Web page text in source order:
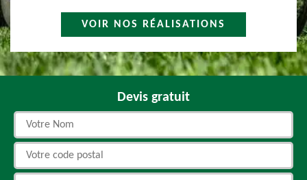
VOIR NOS RÉALISATIONS
Devis gratuit